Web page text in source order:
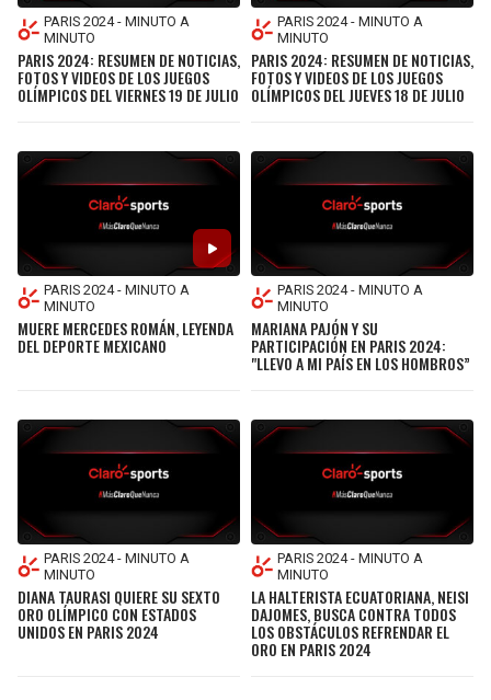
PARIS 2024 - MINUTO A
MINUTO
PARIS 2024: RESUMEN DE NOTICIAS,
FOTOS Y VIDEOS DE LOS JUEGOS
OLÍMPICOS DEL VIERNES 19 DE JULIO
PARIS 2024 - MINUTO A
MINUTO
PARIS 2024: RESUMEN DE NOTICIAS,
FOTOS Y VIDEOS DE LOS JUEGOS
OLÍMPICOS DEL JUEVES 18 DE JULIO
PARIS 2024 - MINUTO A
MINUTO
MUERE MERCEDES ROMÁN, LEYENDA
DEL DEPORTE MEXICANO
PARIS 2024 - MINUTO A
MINUTO
MARIANA PAJÓN Y SU
PARTICIPACIÓN EN PARIS 2024:
"LLEVO A MI PAÍS EN LOS HOMBROS”
PARIS 2024 - MINUTO A
MINUTO
DIANA TAURASI QUIERE SU SEXTO
ORO OLÍMPICO CON ESTADOS
UNIDOS EN PARIS 2024
PARIS 2024 - MINUTO A
MINUTO
LA HALTERISTA ECUATORIANA, NEISI
DAJOMES, BUSCA CONTRA TODOS
LOS OBSTÁCULOS REFRENDAR EL
ORO EN PARIS 2024